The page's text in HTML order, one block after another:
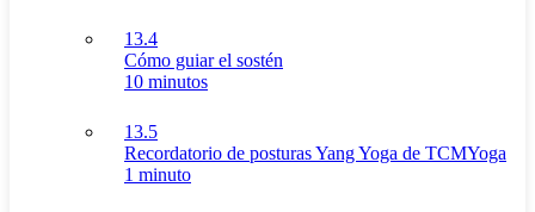
13.4
Cómo guiar el sostén
10 minutos
13.5
Recordatorio de posturas Yang Yoga de TCMYoga
1 minuto